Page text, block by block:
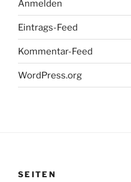
Anmelden
Eintrags-Feed
Kommentar-Feed
WordPress.org
SEITEN